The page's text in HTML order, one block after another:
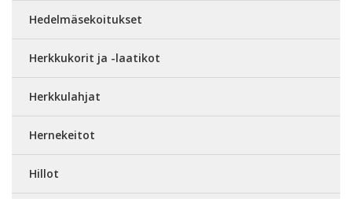
Hedelmäsekoitukset
Herkkukorit ja -laatikot
Herkkulahjat
Hernekeitot
Hillot